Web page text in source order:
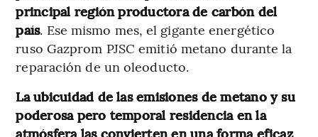
principal región productora de carbón del
país. Ese mismo mes, el gigante energético
ruso Gazprom PJSC emitió metano durante la
reparación de un oleoducto.
La ubicuidad de las emisiones de metano y su
poderosa pero temporal residencia en la
atmósfera las convierten en una forma eficaz